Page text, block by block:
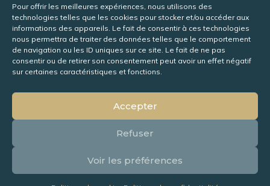
Pour offrir les meilleures expériences, nous utilisons des
technologies telles que les cookies pour stocker et/ou accéder aux
informations des appareils. Le fait de consentir à ces technologies
nous permettra de traiter des données telles que le comportement
de navigation ou les ID uniques sur ce site. Le fait de ne pas
consentir ou de retirer son consentement peut avoir un effet négatif
sur certaines caractéristiques et fonctions.
Accepter
Refuser
Voir les préférences
Nous contacter
Fabricant de passerelles
Fabricant de mezzanines
Conception de meubles
Rejoignez-nous !
Mentions légales–Politique de confidentialité–Gestion des